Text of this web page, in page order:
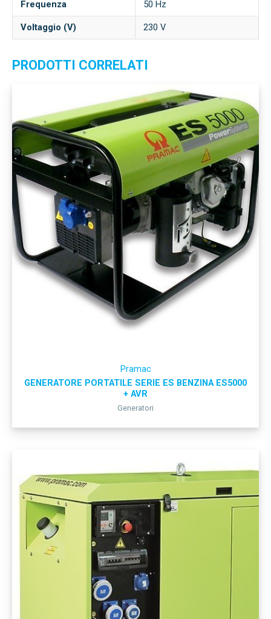
Frequenza 50 Hz
Voltaggio (V) 230 V
PRODOTTI CORRELATI
Pramac
GENERATORE PORTATILE SERIE ES BENZINA ES5000
+ AVR
Generatori